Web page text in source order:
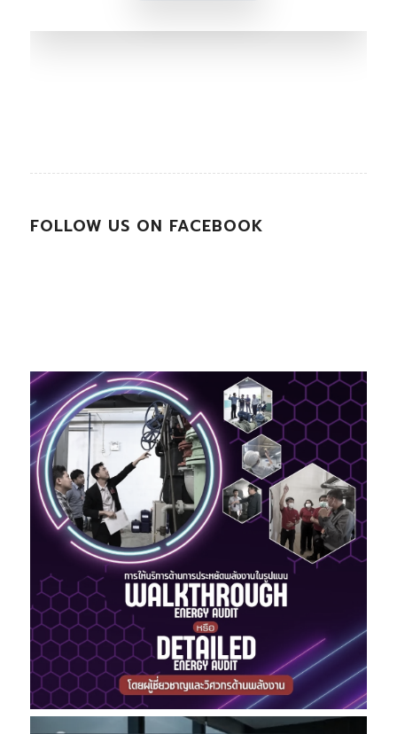
FOLLOW US ON FACEBOOK